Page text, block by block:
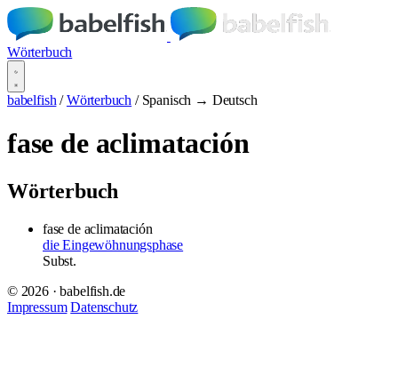
Wörterbuch
babelfish / Wörterbuch / Spanisch → Deutsch
fase de aclimatación
Wörterbuch
fase de aclimatación
die Eingewöhnungsphase
Subst.
© 2026 · babelfish.de
Impressum Datenschutz